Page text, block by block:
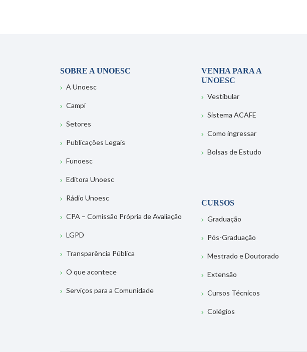
SOBRE A UNOESC
A Unoesc
Campi
Setores
Publicações Legais
Funoesc
Editora Unoesc
Rádio Unoesc
CPA – Comissão Própria de Avaliação
LGPD
Transparência Pública
O que acontece
Serviços para a Comunidade
VENHA PARA A
UNOESC
Vestibular
Sistema ACAFE
Como ingressar
Bolsas de Estudo
CURSOS
Graduação
Pós-Graduação
Mestrado e Doutorado
Extensão
Cursos Técnicos
Colégios